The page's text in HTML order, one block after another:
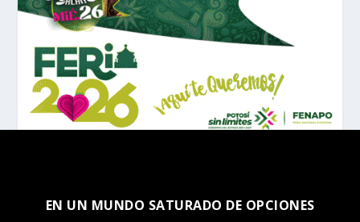
EN UN MUNDO SATURADO DE OPCIONES